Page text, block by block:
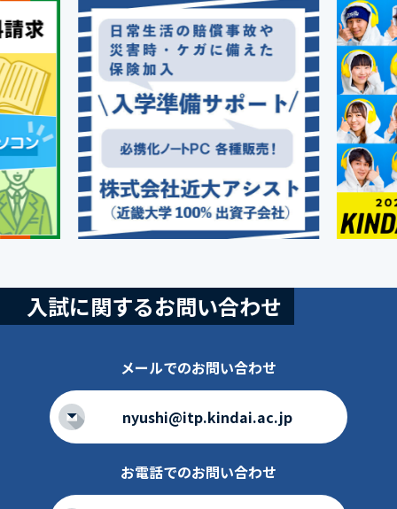
入試に関するお問い合わせ
メールでのお問い合わせ
nyushi@itp.kindai.ac.jp
お電話でのお問い合わせ